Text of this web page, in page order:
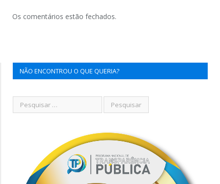
Os comentários estão fechados.
NÃO ENCONTROU O QUE QUERIA?